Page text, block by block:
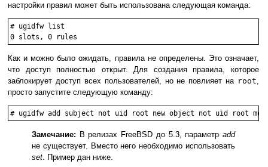
настройки правил может быть использована следующая команда:
# ugidfw list
Как и можно было ожидать, правила не определены. Это означает,
что доступ полностью открыт. Для создания правила, которое
заблокирует доступ всех пользователей, но не повлияет на root,
просто запустите следующую команду:
# ugidfw add subject not uid root new object not uid root
Замечание: В релизах FreeBSD до 5.3, параметр add
не существует. Вместо него необходимо использовать
set. Пример дан ниже.